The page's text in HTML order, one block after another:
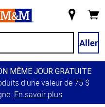
magasin
Aller
MÊME JOUR GRATUITE
d’une valeur de 75 $
En savoir plus